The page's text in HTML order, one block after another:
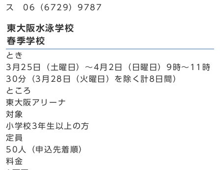
ス 06（6729）9787
東大阪水泳学校
春季学校
とき
3月25日（土曜日）～4月2日（日曜日）9時～11時
30分（3月28日（火曜日）を除く計8日間）
ところ
東大阪アリーナ
対象
小学校3年生以上の方
定員
50人（申込先着順）
料金